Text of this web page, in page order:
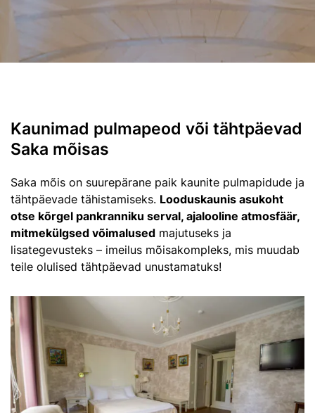
Kaunimad pulmapeod või tähtpäevad
Saka mõisas
Saka mõis on suurepärane paik kaunite pulmapidude ja
tähtpäevade tähistamiseks. Looduskaunis asukoht
otse kõrgel pankranniku serval, ajalooline atmosfäär,
mitmekülgsed võimalused majutuseks ja
lisategevusteks – imeilus mõisakompleks, mis muudab
teile olulised tähtpäevad unustamatuks!